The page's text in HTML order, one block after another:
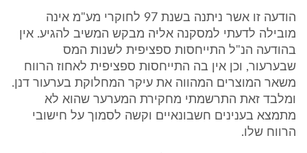
הודעה זו אשר ניתנה בשנת 97 לחוקרי מע"מ אינה
מובילה לדעתי למסקנה אליה מבקש המשיב להגיע. אין
בהודעה הנ"ל התייחסות ספציפית לשנות המס
שבערעור, וכן אין בה התייחסות ספציפית לאחוז הרווח
משאר המוצרים המהווה את עיקר המחלוקת בערעור דנן.
ומלבד זאת התרשמתי מחקירת המערער שהוא לא
מתמצא בענינים חשבונאיים וקשה לסמוך על חישובי
הרווח שלו.